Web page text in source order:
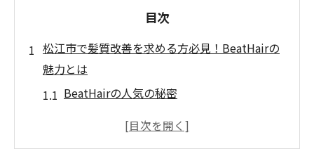
目次
松江市で髪質改善を求める方必見！BeatHairの
魅力とは
BeatHairの人気の秘密
松江市の髪質改善サロンの選び方